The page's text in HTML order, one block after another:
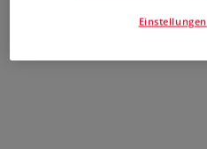
Einstellungen